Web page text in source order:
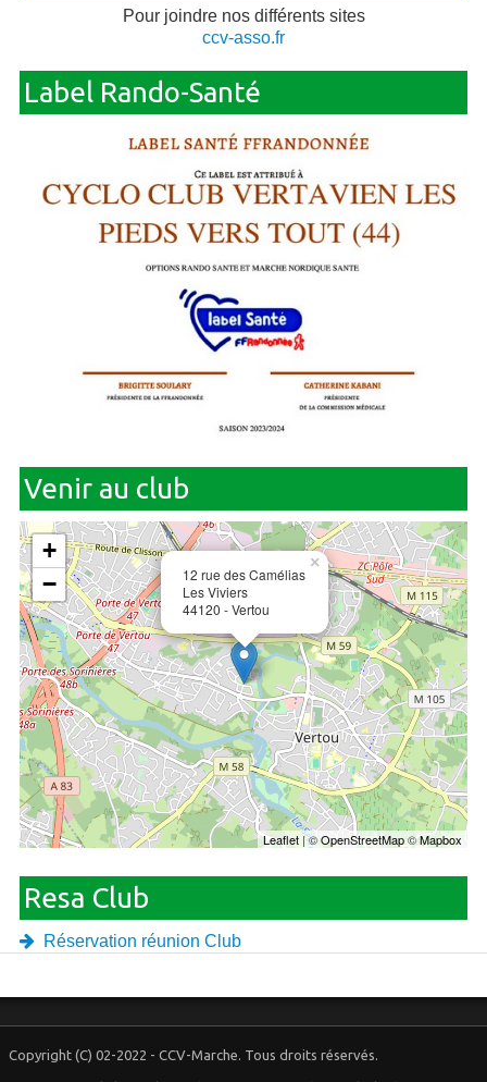
Pour joindre nos différents sites
ccv-asso.fr
Label Rando-Santé
Venir au club
12 rue des Camélias
Les Viviers
44120 - Vertou
×
+
−
Leaflet| ©OpenStreetMap©Mapbox
Resa Club
Réservation réunion Club
Copyright (C) 02-2022 - CCV-Marche. Tous droits réservés.